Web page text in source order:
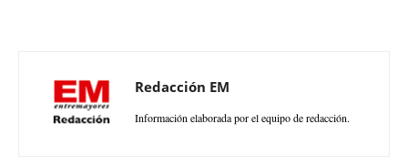
Redacción EM
Información elaborada por el equipo de redacción.